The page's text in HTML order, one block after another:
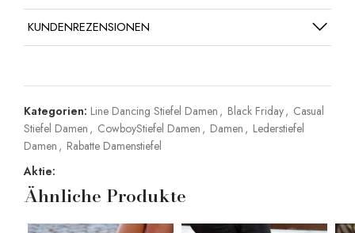
KUNDENREZENSIONEN
Kategorien: Line Dancing Stiefel Damen , Black Friday, Casual
Stiefel Damen , CowboyStiefel Damen , Damen , Lederstiefel
Damen , Rabatte Damenstiefel
Aktie:
Ähnliche Produkte